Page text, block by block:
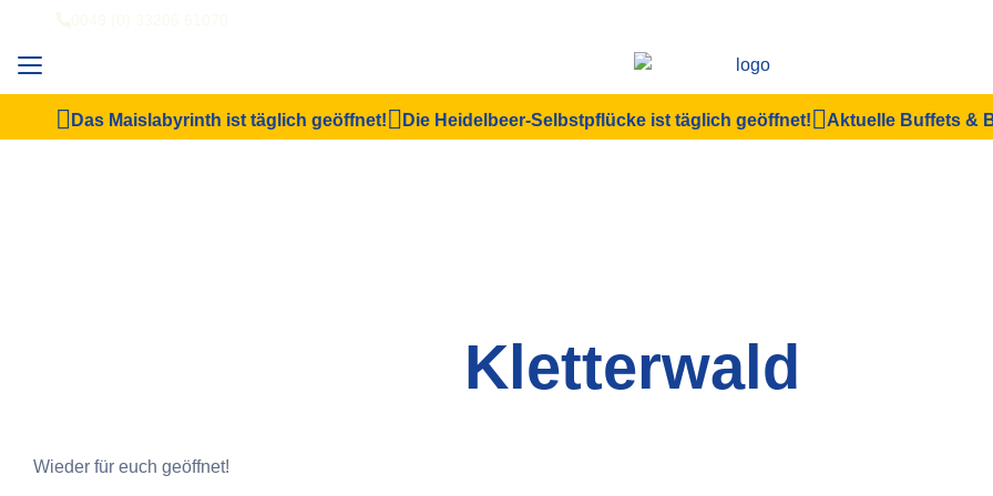
Das Maislabyrinth ist täglich geöffnet! Die Heidelbeer-Selbstpflücke ist täglich geöffnet! Aktuelle Buffets &
Kletterwald
Wieder für euch geöffnet!